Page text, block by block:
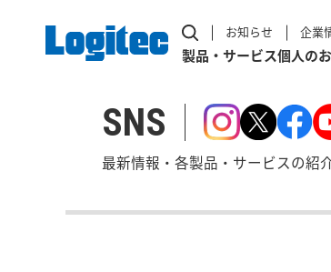
お知らせ 企業
製品・サービス個人の
SNS
最新情報・各製品・サービスの紹